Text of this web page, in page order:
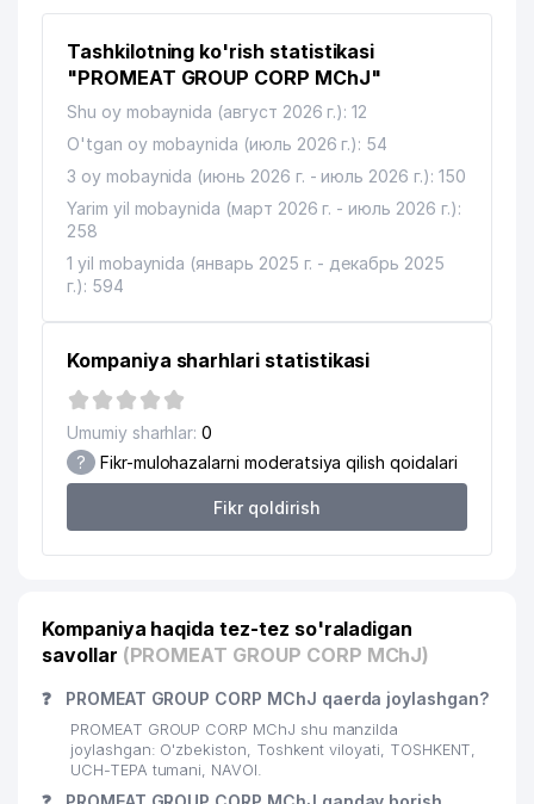
Tashkilotning ko'rish statistikasi
"PROMEAT GROUP CORP MChJ"
Shu oy mobaynida (август 2026 г.): 12
O'tgan oy mobaynida (июль 2026 г.): 54
3 oy mobaynida (июнь 2026 г. - июль 2026 г.): 150
Yarim yil mobaynida (март 2026 г. - июль 2026 г.):
258
1 yil mobaynida (январь 2025 г. - декабрь 2025
г.): 594
Kompaniya sharhlari statistikasi
Umumiy sharhlar: 0
? Fikr-mulohazalarni moderatsiya qilish qoidalari
Fikr qoldirish
Kompaniya haqida tez-tez so'raladigan
savollar (PROMEAT GROUP CORP MChJ)
❓ PROMEAT GROUP CORP MChJ qaerda joylashgan?
PROMEAT GROUP CORP MChJ shu manzilda
joylashgan: O'zbekiston, Toshkent viloyati, TOSHKENT,
UCH-TEPA tumani, NAVOI.